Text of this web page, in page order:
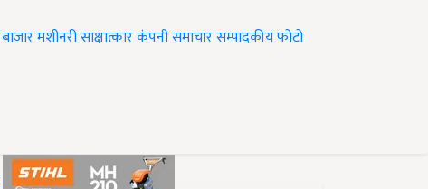
बाजारमशीनरीसाक्षात्कारकंपनी समाचारसम्पादकीयफोटो